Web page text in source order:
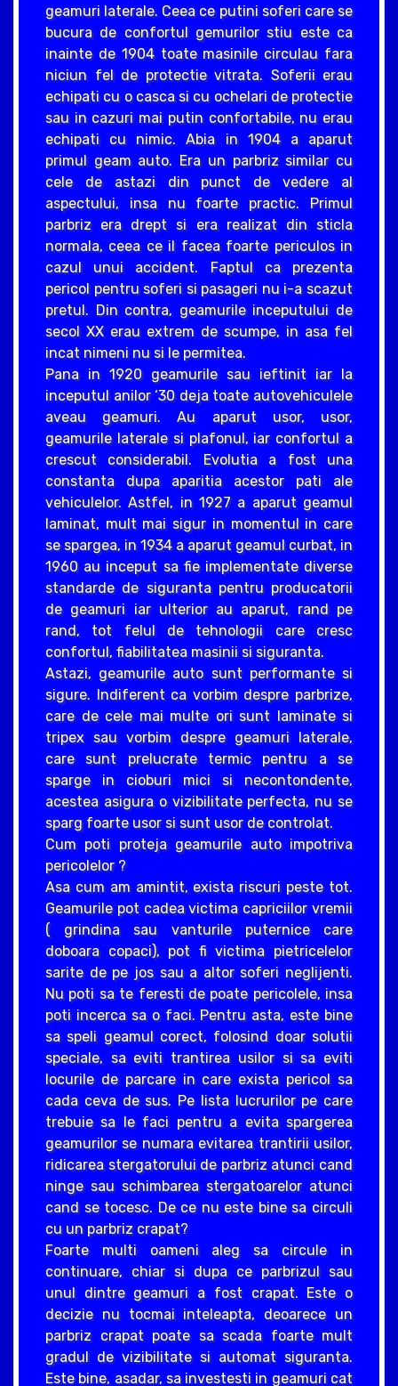
geamuri laterale. Ceea ce putini soferi care se
bucura de confortul gemurilor stiu este ca
inainte de 1904 toate masinile circulau fara
niciun fel de protectie vitrata. Soferii erau
echipati cu o casca si cu ochelari de protectie
sau in cazuri mai putin confortabile, nu erau
echipati cu nimic. Abia in 1904 a aparut
primul geam auto. Era un parbriz similar cu
cele de astazi din punct de vedere al
aspectului, insa nu foarte practic. Primul
parbriz era drept si era realizat din sticla
normala, ceea ce il facea foarte periculos in
cazul unui accident. Faptul ca prezenta
pericol pentru soferi si pasageri nu i-a scazut
pretul. Din contra, geamurile inceputului de
secol XX erau extrem de scumpe, in asa fel
incat nimeni nu si le permitea.
Pana in 1920 geamurile sau ieftinit iar la
inceputul anilor ‘30 deja toate autovehiculele
aveau geamuri. Au aparut usor, usor,
geamurile laterale si plafonul, iar confortul a
crescut considerabil. Evolutia a fost una
constanta dupa aparitia acestor pati ale
vehiculelor. Astfel, in 1927 a aparut geamul
laminat, mult mai sigur in momentul in care
se spargea, in 1934 a aparut geamul curbat, in
1960 au inceput sa fie implementate diverse
standarde de siguranta pentru producatorii
de geamuri iar ulterior au aparut, rand pe
rand, tot felul de tehnologii care cresc
confortul, fiabilitatea masinii si siguranta.
Astazi, geamurile auto sunt performante si
sigure. Indiferent ca vorbim despre parbrize,
care de cele mai multe ori sunt laminate si
tripex sau vorbim despre geamuri laterale,
care sunt prelucrate termic pentru a se
sparge in cioburi mici si necontondente,
acestea asigura o vizibilitate perfecta, nu se
sparg foarte usor si sunt usor de controlat.
Cum poti proteja geamurile auto impotriva
pericolelor ?
Asa cum am amintit, exista riscuri peste tot.
Geamurile pot cadea victima capriciilor vremii
( grindina sau vanturile puternice care
doboara copaci), pot fi victima pietricelelor
sarite de pe jos sau a altor soferi neglijenti.
Nu poti sa te feresti de poate pericolele, insa
poti incerca sa o faci. Pentru asta, este bine
sa speli geamul corect, folosind doar solutii
speciale, sa eviti trantirea usilor si sa eviti
locurile de parcare in care exista pericol sa
cada ceva de sus. Pe lista lucrurilor pe care
trebuie sa le faci pentru a evita spargerea
geamurilor se numara evitarea trantirii usilor,
ridicarea stergatorului de parbriz atunci cand
ninge sau schimbarea stergatoarelor atunci
cand se tocesc. De ce nu este bine sa circuli
cu un parbriz crapat?
Foarte multi oameni aleg sa circule in
continuare, chiar si dupa ce parbrizul sau
unul dintre geamuri a fost crapat. Este o
decizie nu tocmai inteleapta, deoarece un
parbriz crapat poate sa scada foarte mult
gradul de vizibilitate si automat siguranta.
Este bine, asadar, sa investesti in geamuri cat